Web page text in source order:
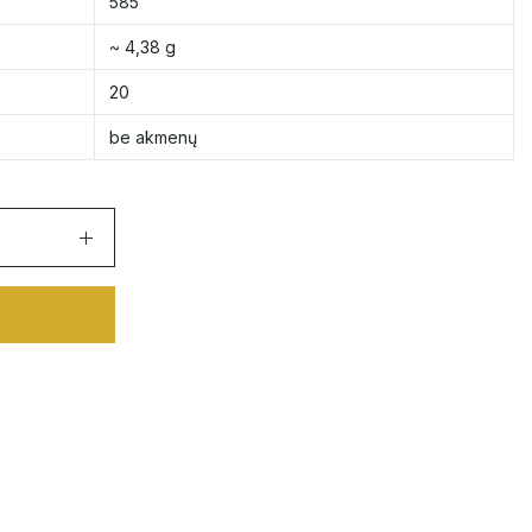
~ 4,38 g
20
be akmenų